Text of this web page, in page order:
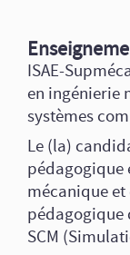
ISAE-
en ingénierie
systèmes
Le (la)
pédagogique
mécanique
pédagogique
SCM